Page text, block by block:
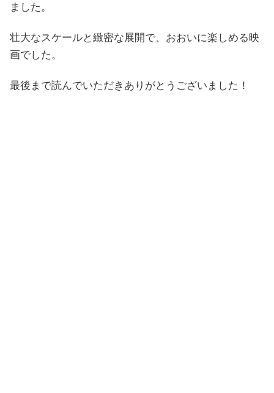
ました。
壮大なスケールと緻密な展開で、おおいに楽しめる映
画でした。
最後まで読んでいただきありがとうございました！